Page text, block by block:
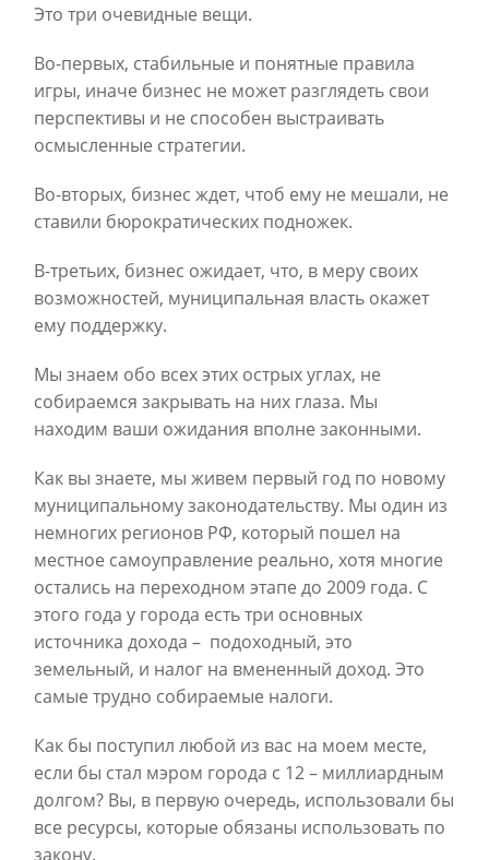
Это три очевидные вещи.
Во-первых, стабильные и понятные правила
игры, иначе бизнес не может разглядеть свои
перспективы и не способен выстраивать
осмысленные стратегии.
Во-вторых, бизнес ждет, чтоб ему не мешали, не
ставили бюрократических подножек.
В-третьих, бизнес ожидает, что, в меру своих
возможностей, муниципальная власть окажет
ему поддержку.
Мы знаем обо всех этих острых углах, не
собираемся закрывать на них глаза. Мы
находим ваши ожидания вполне законными.
Как вы знаете, мы живем первый год по новому
муниципальному законодательству. Мы один из
немногих регионов РФ, который пошел на
местное самоуправление реально, хотя многие
остались на переходном этапе до 2009 года. С
этого года у города есть три основных
источника дохода – подоходный, это
земельный, и налог на вмененный доход. Это
самые трудно собираемые налоги.
Как бы поступил любой из вас на моем месте,
если бы стал мэром города с 12 – миллиардным
долгом? Вы, в первую очередь, использовали бы
все ресурсы, которые обязаны использовать по
закону.